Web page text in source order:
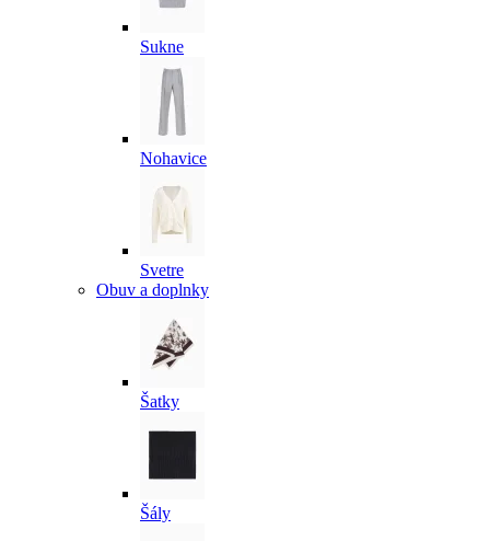
Sukne
Nohavice
Svetre
Obuv a doplnky
Šatky
Šály